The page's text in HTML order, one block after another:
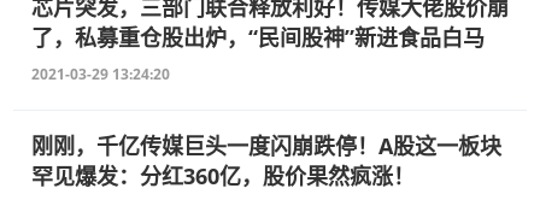
芯片突发，三部门联合释放利好！传媒大佬股价崩
了，私募重仓股出炉，“民间股神”新进食品白马
2021-03-29 13:24:20
刚刚，千亿传媒巨头一度闪崩跌停！A股这一板块
罕见爆发：分红360亿，股价果然疯涨！